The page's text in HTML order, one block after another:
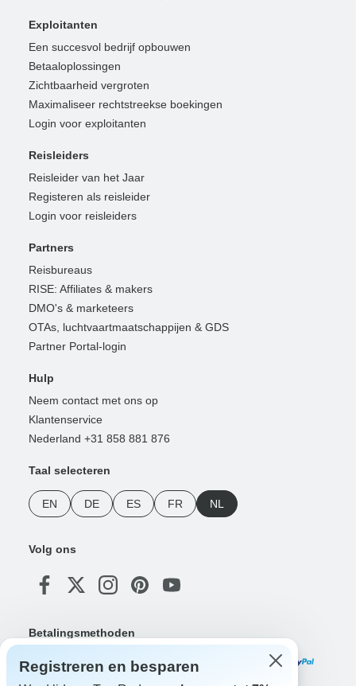
Exploitanten
Een succesvol bedrijf opbouwen
Betaaloplossingen
Zichtbaarheid vergroten
Maximaliseer rechtstreekse boekingen
Login voor exploitanten
Reisleiders
Reisleider van het Jaar
Registeren als reisleider
Login voor reisleiders
Partners
Reisbureaus
RISE: Affiliates & makers
DMO's & marketeers
OTAs, luchtvaartmaatschappijen & GDS
Partner Portal-login
Hulp
Neem contact met ons op
Klantenservice
Nederland +31 858 881 876
Taal selecteren
EN DE ES FR NL
Volg ons
Betalingsmethoden
Registreren en besparen